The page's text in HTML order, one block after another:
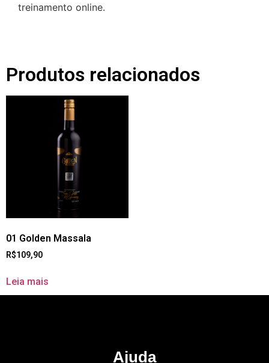
treinamento online.
Produtos relacionados
01 Golden Massala
R$109,90
Leia mais
Ajuda